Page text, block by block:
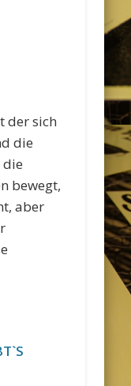
der sich
die
die
bewegt,
aber